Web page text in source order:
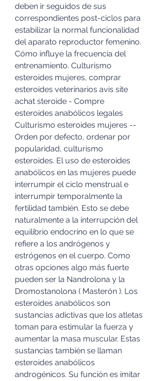
deben ir seguidos de sus
correspondientes post-ciclos para
estabilizar la normal funcionalidad
del aparato reproductor femenino.
Cómo influye la frecuencia del
entrenamiento. Culturismo
esteroides mujeres, comprar
esteroides veterinarios avis site
achat steroide - Compre
esteroides anabólicos legales
Culturismo esteroides mujeres --
Orden por defecto, ordenar por
popularidad, culturismo
esteroides. El uso de esteroides
anabólicos en las mujeres puede
interrumpir el ciclo menstrual e
interrumpir temporalmente la
fertilidad también. Esto se debe
naturalmente a la interrupción del
equilibrio endocrino en lo que se
refiere a los andrógenos y
estrógenos en el cuerpo. Como
otras opciones algo más fuerte
pueden ser la Nandrolona y la
Dromostanolona ( Masterón ). Los
esteroides anabólicos son
sustancias adictivas que los atletas
toman para estimular la fuerza y
aumentar la masa muscular. Estas
sustancias también se llaman
esteroides anabólicos
androgénicos. Su función es imitar